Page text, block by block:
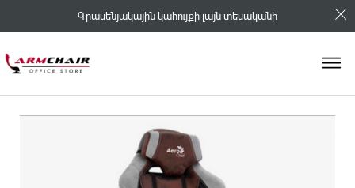
Գրասենյակային կահույքի լայն տեսականի